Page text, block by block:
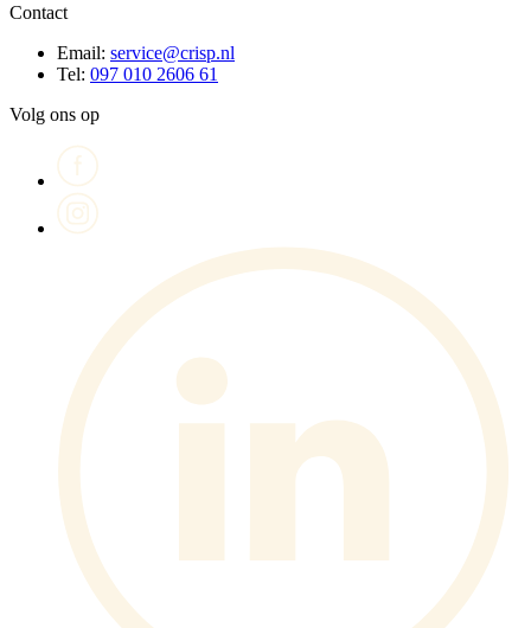
Contact
Email: service@crisp.nl
Tel: 097 010 2606 61
Volg ons op